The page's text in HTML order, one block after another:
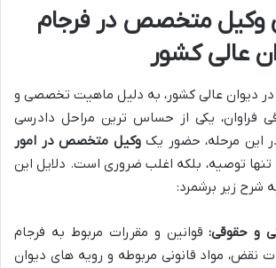
وکیل متخصص در فرجام
عالی کشور
در دیوان عالی کشور، به دلیل ماهیت تخصصی و
فراوان، یکی از حساس ترین مراحل دادرسی
این مرحله، حضور یکوکیل متخصص در امور
تنها توصیه، بلکه اغلب ضروری است. دلایل این
شرح زیر برشمرد:
قوانین و مقررات مربوط به فرجام
نقض، مواد قانونی مربوطه و رویه های دیوان